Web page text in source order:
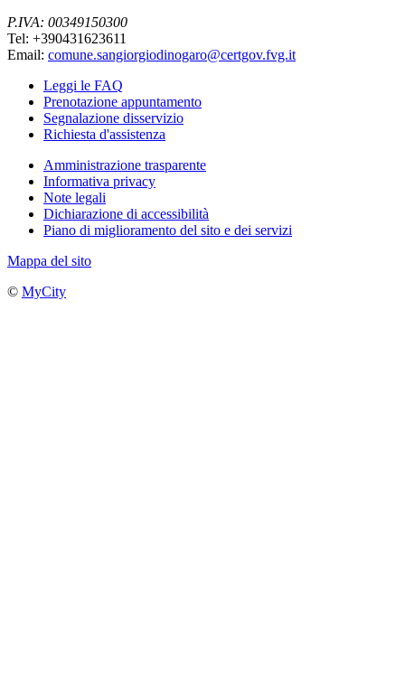
P.IVA: 00349150300
Tel: +390431623611
Email: comune.sangiorgiodinogaro@certgov.fvg.it
Leggi le FAQ
Prenotazione appuntamento
Segnalazione disservizio
Richiesta d'assistenza
Amministrazione trasparente
Informativa privacy
Note legali
Dichiarazione di accessibilità
Piano di miglioramento del sito e dei servizi
Mappa del sito
© MyCity